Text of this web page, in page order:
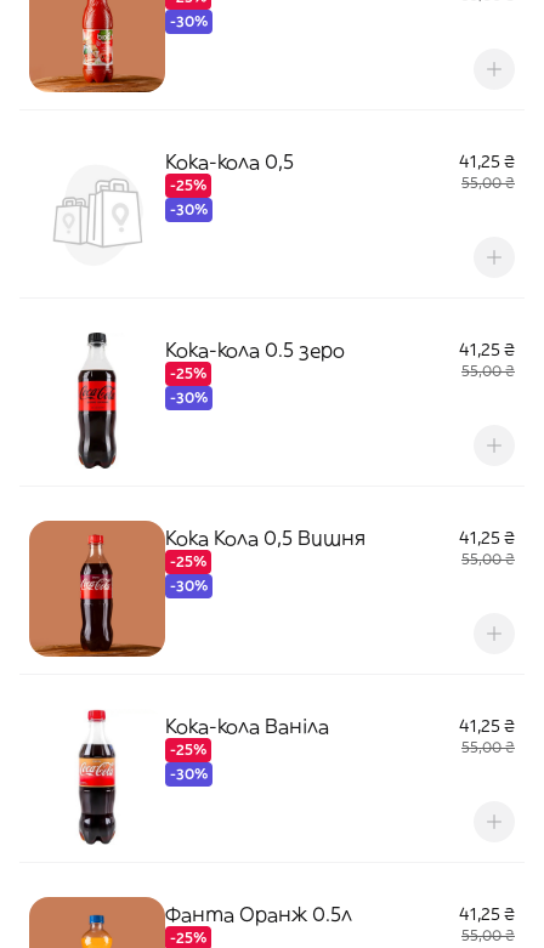
-30%
Кока-кола 0,5
-25%
-30%
41,25 ₴
55,00 ₴
Кока-кола 0.5 зеро
-25%
-30%
41,25 ₴
55,00 ₴
Кока Кола 0,5 Вишня
-25%
-30%
41,25 ₴
55,00 ₴
Кока-кола Ваніла
-25%
-30%
41,25 ₴
55,00 ₴
Фанта Оранж 0.5л
-25%
41,25 ₴
55,00 ₴